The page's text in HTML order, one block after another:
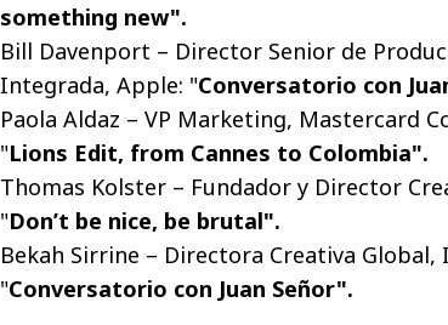
something new".
Bill Davenport – Director Senior de
Integrada, Apple: "Conversatorio con
Paola Aldaz – VP Marketing, Mastercard
"Lions Edit, from Cannes to Colombia".
Thomas Kolster – Fundador y Director
"Don’t be nice, be brutal".
Bekah Sirrine – Directora Creativa Global,
"Conversatorio con Juan Señor".